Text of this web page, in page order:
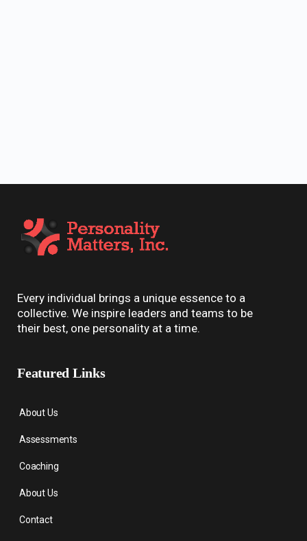
Every individual brings a unique essence to a
collective. We inspire leaders and teams to be
their best, one personality at a time.
Featured Links
About Us
Assessments
Coaching
About Us
Contact